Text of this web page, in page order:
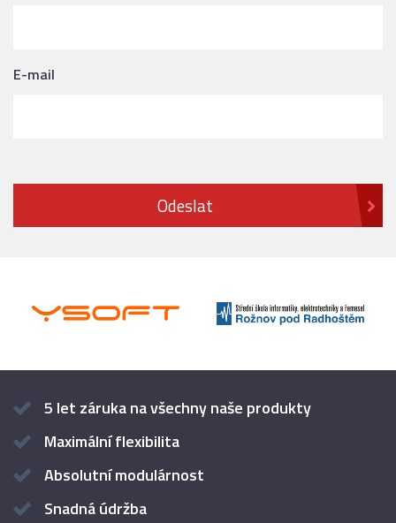
E-mail
5 let záruka na všechny naše produkty
Maximální flexibilita
Absolutní modulárnost
Snadná údržba